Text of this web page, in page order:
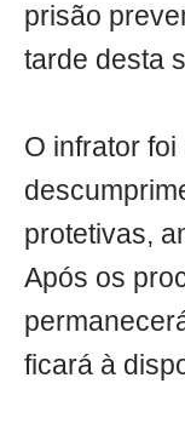
prisão
tarde desta
O infrator
protetivas,
Após os
ficará à